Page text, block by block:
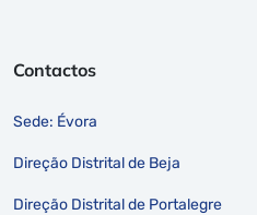
Contactos
Sede: Évora
Direção Distrital de Beja
Direção Distrital de Portalegre